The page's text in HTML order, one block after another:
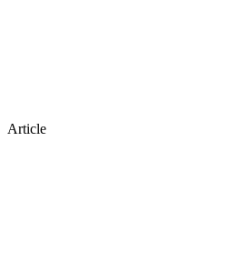
Article